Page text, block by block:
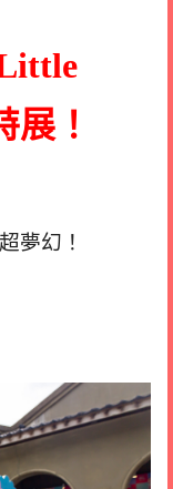
展！
夢幻！